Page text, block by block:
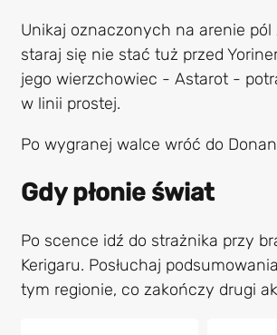
Unikaj oznaczonych na arenie pól
staraj się nie stać tuż przed
jego wierzchowiec - Astarot -
w linii prostej.
Po wygranej walce wróć do
Gdy płonie świat
Po scence idź do strażnika przy
Kerigaru. Posłuchaj
tym regionie, co zakończy drugi